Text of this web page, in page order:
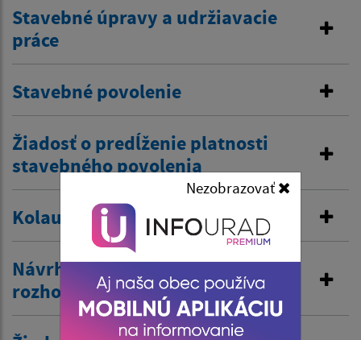
Nezobrazovať
Stavebné úpravy a udržiavacie
práce
Stavebné povolenie
Žiadosť o predĺženie platnosti
stavebného povolenia
Kolaudačné rozhodnutie
Návrh na vydanie územného
rozhodnutia